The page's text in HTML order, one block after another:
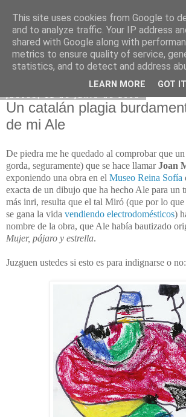
jueves, 12 de junio de 2008
Un catalán plagia
de mi Ale
De piedra me he quedado al comprobar que
gorda, seguramente) que se hace llamarJoan
exponiendo una obra en el Museo Reina Sofía
exacta de un dibujo que ha hecho Ale para un
más inri, resulta que el tal Miró (que por lo
se gana la vida vendiendo electrodomésticos)
nombre de la obra, que Ale había bautizado
Mujer, pájaro y estrella.
Juzguen ustedes si esto es para indignarse o no:
This site uses cookies from Google to
and to analyze traffic. Your IP address
shared with Google along with
metrics to ensure quality of service,
statistics, and to detect and address
LEARN MORE GOT IT